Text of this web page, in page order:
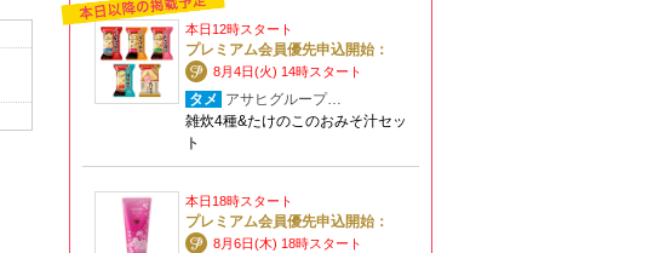
本日12時スタート
プレミアム会員優先申込開始：
8月4日(火) 14時スタート
タメ アサヒグループ…
雑炊4種&たけのこのおみそ汁セッ
ト
本日18時スタート
プレミアム会員優先申込開始：
8月6日(木) 18時スタート